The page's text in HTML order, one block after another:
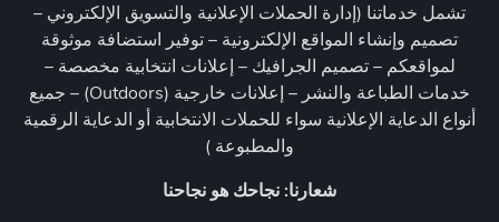
تشمل خدماتنا (إدارة الحملات الإعلانية والتسويق الإلكتروني –
تصميم وإنشاء المواقع الإلكترونية – توفير استضافة موثوقة
لمواقعكم – تصميم الجرافيك – إعلانات انتخابية مخصصة –
خدمات الطباعة والنشر – إعلانات خارجية (Outdoors) – جميع
أنواع الدعاية الإعلانية سواء للحملات الانتخابية أو الدعاية الرقمية
والمطبوعة )
شعارنا: نجاحك هو نجاحنا